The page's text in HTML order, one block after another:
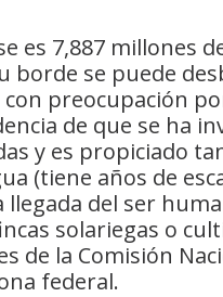
es 7,887 millones
borde se puede
preocupación
de que se ha
y es propiciado
(tiene años de
del ser
solariegas o
de la Comisión
federal.